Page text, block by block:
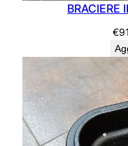
BRACIERE
€